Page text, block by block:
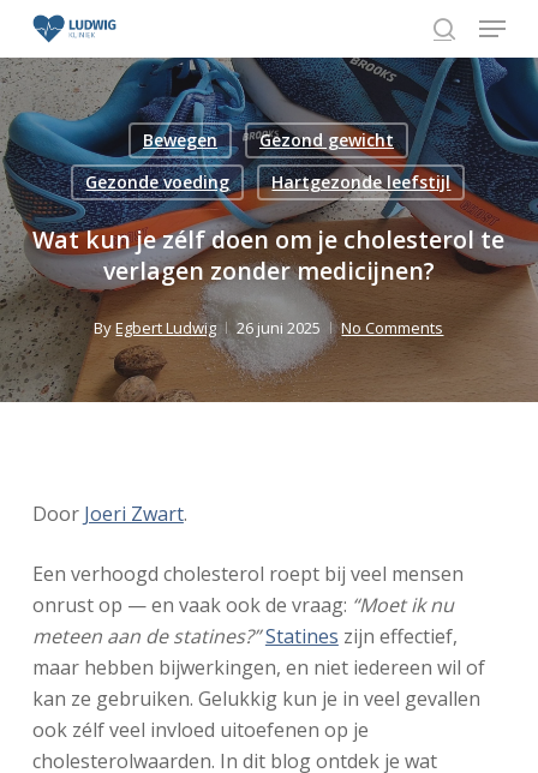
Skip
main
content
search
Menu
Bewegen
Gezond gewicht
Gezonde voeding
Hartgezonde leefstijl
Wat kun je zélf doen om je cholesterol te
verlagen zonder medicijnen?
ByEgbert Ludwig 26 juni 2025 No Comments
Door Joeri Zwart.
Een verhoogd cholesterol roept bij veel mensen
onrust op — en vaak ook de vraag: “Moet ik nu
meteen aan de statines?”Statines zijn effectief,
maar hebben bijwerkingen, en niet iedereen wil of
kan ze gebruiken. Gelukkig kun je in veel gevallen
ook zélf veel invloed uitoefenen op je
cholesterolwaarden. In dit blog ontdek je wat
Close
Menu